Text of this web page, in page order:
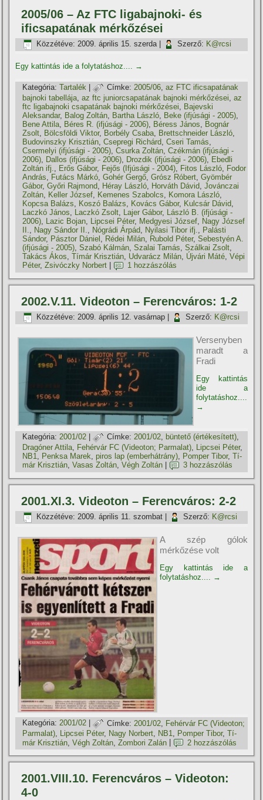
2005/06 – Az FTC ligabajnoki- és
ificsapatának mérkőzései
Közzétéve: 2009. április 15. szerda| Szerző: K@rcsi
Egy kattintás ide a folytatáshoz.... →
Kategória: Tartalék | Címke: 2005/06,az FTC ificsapatának
bajnoki tabellája ,az ftc juniorcsapatának bajnoki mérkőzései ,az
ftc ligabajnoki csapatának bajnoki mérkőzései
Bajevski
Aleksandar, Balog Zoltán Bartha László Beke (ifjúsági - 2005)
Bene Attila
Béres R. (ifjúsági - 2006) Béress János
Bognár
Zsolt
Bölcsföldi Viktor, Borbély Csaba Brettschneider László
Budovinszky Krisztián ,Csepregi Richárd ,Cseri Tamás
Csermelyi (ifjúsági - 2005) ,Csurka Zoltán ,Czékmán (ifjúsági -
2006)
Dallos (ifjúsági - 2006) Drozdik (ifjúsági - 2006)
Ebedli
Zoltán ifj.
Erős Gábor, Fejős (Ifjúsági - 2004) Fitos László
Fodor
András
Futács Márkó ,Gohér Gergő ,Grósz Róbert ,Gyömbér
Gábor,Győri Rajmond Héray László Horváth Dávid ,Jovánczai
Zoltán
Keller József Kemenes Szabolcs Komora László
Kopcsa Balázs
Koszó Balázs Kovács Gábor, Kulcsár Dávid
Laczkó János
Laczkó Zsolt Lajer Gábor,
László B. (ifjúsági -
2006)
Lazic Bojan Lipcsei Péter, Medgyesi József
Nagy József
Nagy Sándor II. Nógrádi Árpád Nyilasi Tibor ifj.
Palásti
Sándor, Pásztor Dániel Rédei Milán Rubold Péter,Sebestyén A.
(ifjúsági - 2005) ,Szabó Kálmán ,Szalai Tamás ,Szálkai Zsolt
Takács Ákos ,Tí­már Krisztián Udvarácz Milán Újvári Máté ,Vépi
Péter,Zsivóczky Norbert 1 hozzászólás
2002.V.11. Videoton – Ferencváros: 1-2
Közzétéve: 2009. április 12. vasárnap Szerző: K@rcsi
Versenyben
maradt a
Fradi
Egy kattintás
ide a
folytatáshoz....
→
Kategória: 2001/02 | Címke: 2001/02, büntető (értékesí­tett),
Dragóner Attila Fehérvár FC (Videoton; Parmalat) Lipcsei Péter,
NB1
Penksa Marek ,piros lap (emberhátrány) Pomper Tibor,Tí­
már Krisztián,Vasas Zoltán,Végh Zoltán 3 hozzászólás
2001.XI.3. Videoton – Ferencváros: 2-2
Közzétéve: 2009. április 11. szombat Szerző: K@rcsi
A szép gólok
mérkőzése volt
Egy kattintás ide a
folytatáshoz....
→
Kategória: 2001/02 | Címke: 2001/02
Fehérvár FC (Videoton;
Parmalat), Lipcsei Péter, Nagy Norbert, NB1, Pomper Tibor,Tí­
már Krisztián ,Végh Zoltán ,Zombori Zalán 2 hozzászólás
2001.VIII.10. Ferencváros – Videoton:
4-0